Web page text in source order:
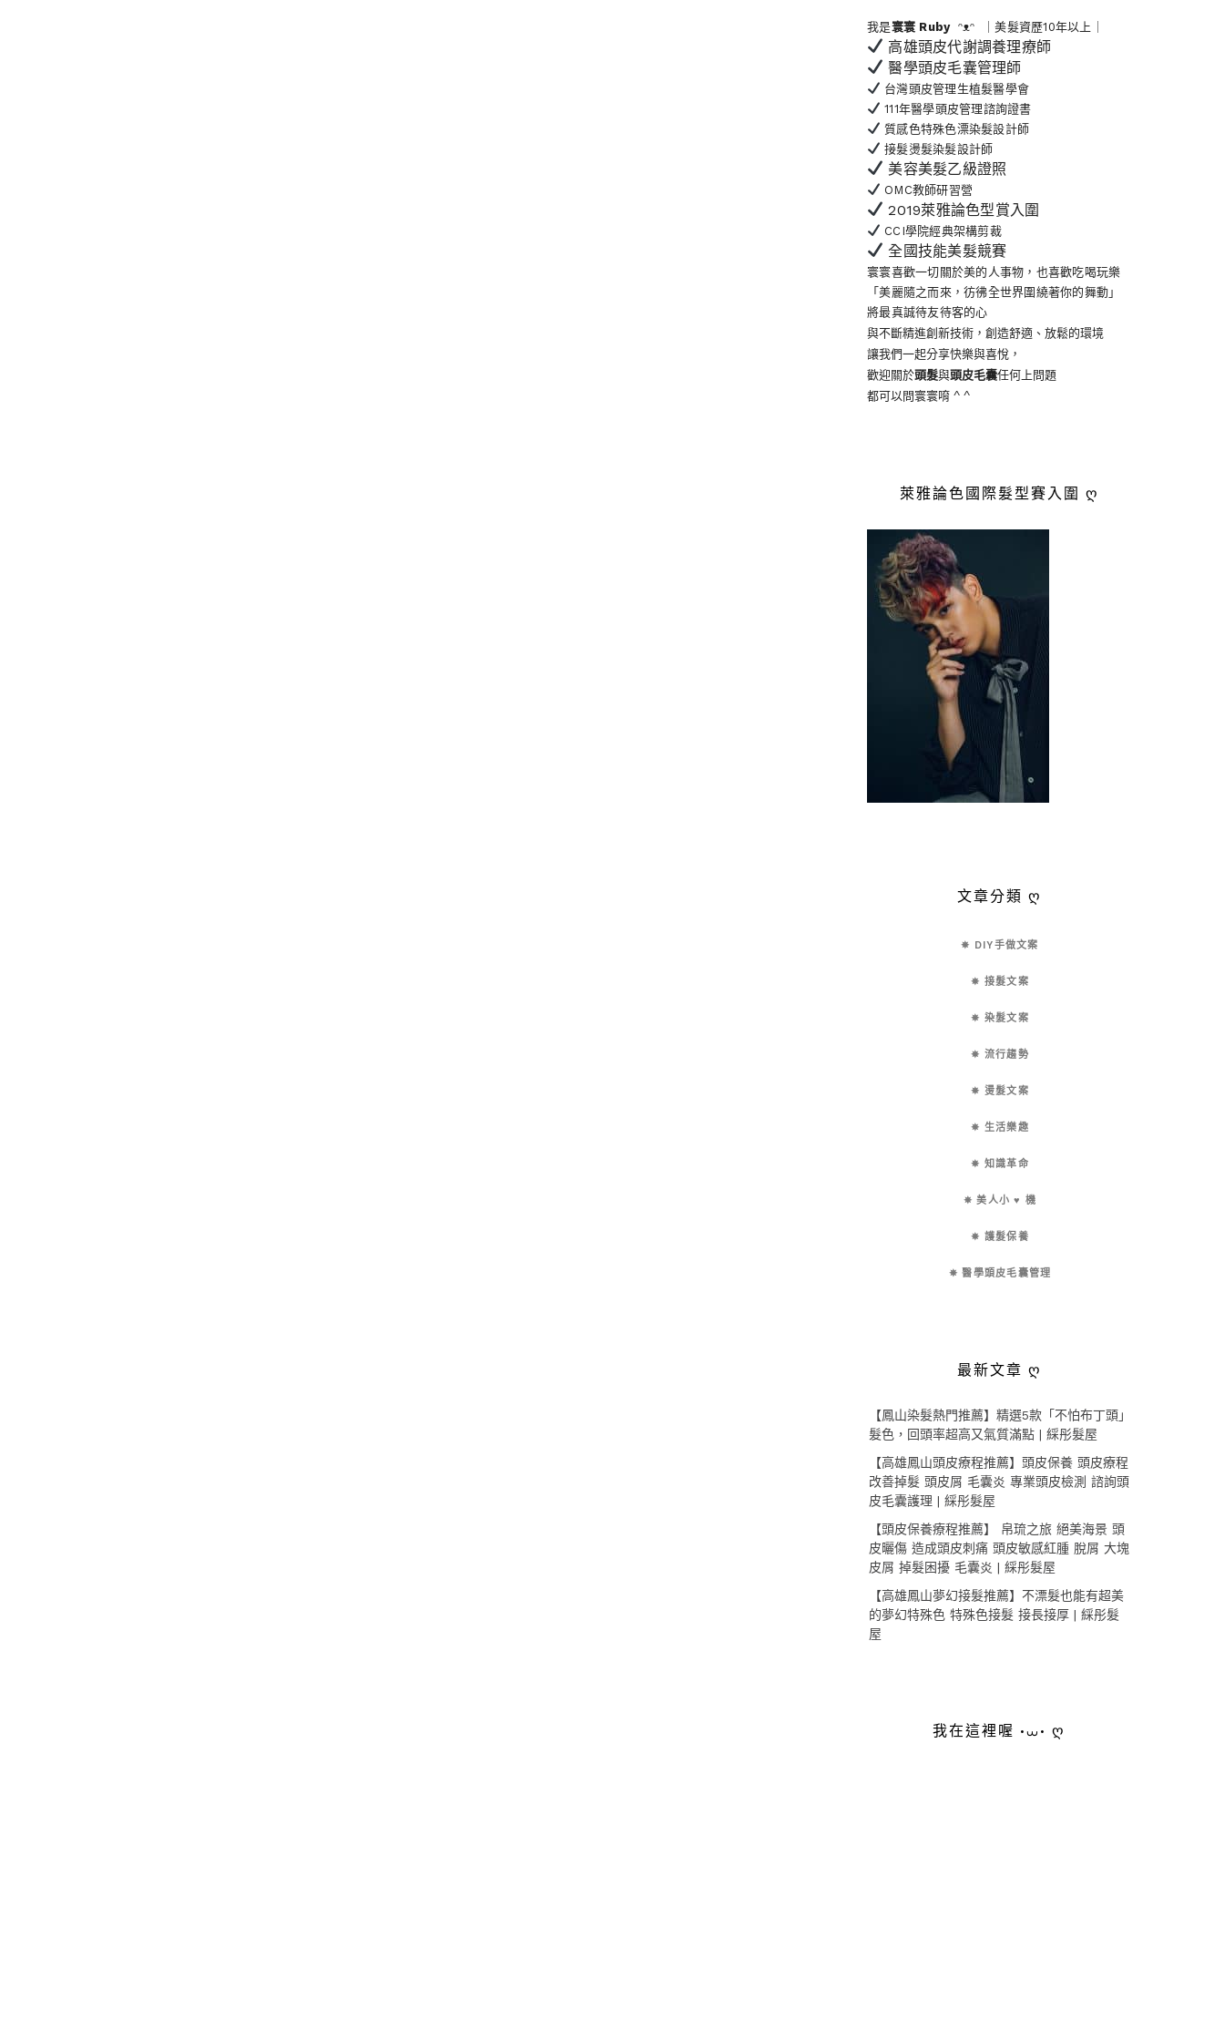
我是寰寰 Ruby ᵔᴥᵔ ｜美髮資歷10年以上｜
高雄頭皮代謝調養理療師
醫學頭皮毛囊管理師
台灣頭皮管理生植髮醫學會
111年醫學頭皮管理諮詢證書
質感色特殊色漂染髮設計師
接髮燙髮染髮設計師
美容美髮乙級證照
OMC教師研習營
2019萊雅論色型賞入圍
CCI學院經典架構剪裁
全國技能美髮競賽
寰寰喜歡一切關於美的人事物 ，也喜歡吃喝玩樂
「美麗隨之而來，彷彿全世界圍繞著你的舞動」
將最真誠待友待客的心
與不斷精進創新技術，創造舒適、放鬆的環境
讓我們一起分享快樂與喜悅，
歡迎關於頭髮與頭皮毛囊任何上問題
都可以問寰寰唷 ^ ^
萊雅論色國際髮型賽入圍 ღ
文章分類 ღ
✵ DIY手做文案
✵ 接髮文案
✵ 染髮文案
✵ 流行趨勢
✵ 燙髮文案
✵ 生活樂趣
✵ 知識革命
✵ 美人小 ♥ 機
✵ 護髮保養
✵ 醫學頭皮毛囊管理
最新文章 ღ
【鳳山染髮熱門推薦】精選5款「不怕布丁頭」
髮色，回頭率超高又氣質滿點 | 綵彤髮屋
【高雄鳳山頭皮療程推薦】頭皮保養 頭皮療程
改善掉髮 頭皮屑 毛囊炎 專業頭皮檢測 諮詢頭
皮毛囊護理 | 綵彤髮屋
【頭皮保養療程推薦】 帛琉之旅 絕美海景 頭
皮曬傷 造成頭皮刺痛 頭皮敏感紅腫 脫屑 大塊
皮屑 掉髮困擾 毛囊炎 | 綵彤髮屋
【高雄鳳山夢幻接髮推薦】不漂髮也能有超美
的夢幻特殊色 特殊色接髮 接長接厚 | 綵彤髮
屋
我在這裡喔 •⩊• ღ